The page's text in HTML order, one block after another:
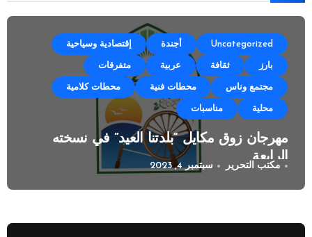
Uncategorized أجندة إقتصادية وسياحية
بارز ثقافة عربية متفرقات
مجتمع وناس محطات فنية محطات كلامية
محلية مناسبات
مهرجان زوق مكايل “بلدتنا العيد” في نسخته
الرابعة
مكتب التحرير سبتمبر 4, 2023